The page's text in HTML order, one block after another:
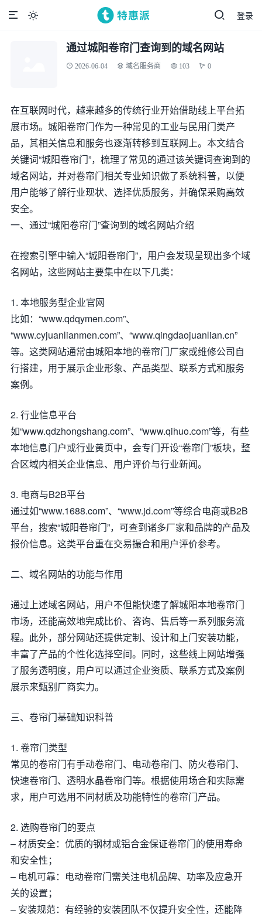
登录

通过城阳卷帘门查询到的域名网站
2026-06-04 域名服务商 103 0
在互联网时代，越来越多的传统行业开始借助线上平台拓
展市场。城阳卷帘门作为一种常见的工业与民用门类产
品，其相关信息和服务也逐渐转移到互联网上。本文结合
关键词“城阳卷帘门”，梳理了常见的通过该关键词查询到的
域名网站，并对卷帘门相关专业知识做了系统科普，以便
用户能够了解行业现状、选择优质服务，并确保采购高效
安全。
一、通过“城阳卷帘门”查询到的域名网站介绍
在搜索引擎中输入“城阳卷帘门”，用户会发现呈现出多个域
名网站，这些网站主要集中在以下几类：
1. 本地服务型企业官网
比如：“www.qdqymen.com”、
“www.cyjuanlianmen.com”、“www.qingdaojuanlian.cn”
等。这类网站通常由城阳本地的卷帘门厂家或维修公司自
行搭建，用于展示企业形象、产品类型、联系方式和服务
案例。
2. 行业信息平台
如“www.qdzhongshang.com”、“www.qihuo.com”等，有些
本地信息门户或行业黄页中，会专门开设“卷帘门”板块，整
合区域内相关企业信息、用户评价与行业新闻。
3. 电商与B2B平台
通过如“www.1688.com”、“www.jd.com”等综合电商或B2B
平台，搜索“城阳卷帘门”，可查到诸多厂家和品牌的产品及
报价信息。这类平台重在交易撮合和用户评价参考。
二、域名网站的功能与作用
通过上述域名网站，用户不但能快速了解城阳本地卷帘门
市场，还能高效地完成比价、咨询、售后等一系列服务流
程。此外，部分网站还提供定制、设计和上门安装功能，
丰富了产品的个性化选择空间。同时，这些线上网站增强
了服务透明度，用户可以通过企业资质、联系方式及案例
展示来甄别厂商实力。
三、卷帘门基础知识科普
1. 卷帘门类型
常见的卷帘门有手动卷帘门、电动卷帘门、防火卷帘门、
快速卷帘门、透明水晶卷帘门等。根据使用场合和实际需
求，用户可选用不同材质及功能特性的卷帘门产品。
2. 选购卷帘门的要点
– 材质安全：优质的钢材或铝合金保证卷帘门的使用寿命
和安全性；
– 电机可靠：电动卷帘门需关注电机品牌、功率及应急开
关的设置；
– 安装规范：有经验的安装团队不仅提升安全性，还能降